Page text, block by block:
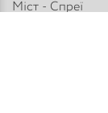
Міст - Спреї